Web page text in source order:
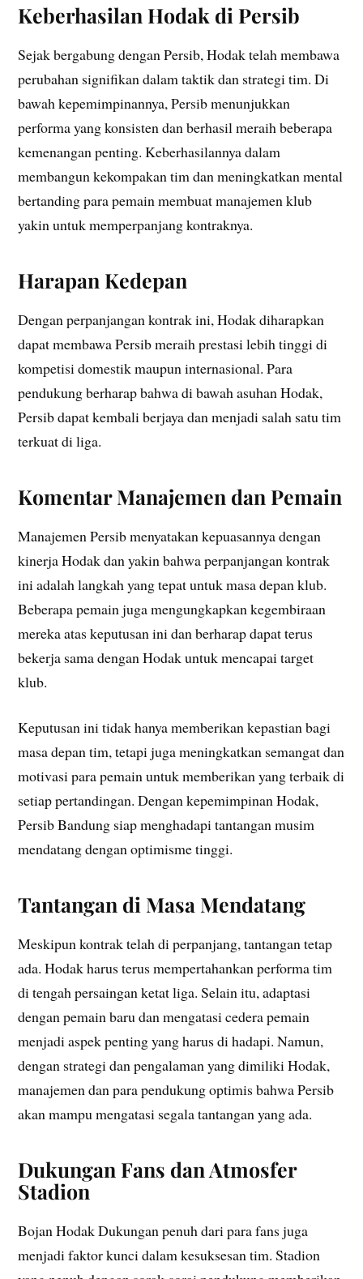
Keberhasilan Hodak di Persib
Sejak bergabung dengan Persib, Hodak telah membawa
perubahan signifikan dalam taktik dan strategi tim. Di
bawah kepemimpinannya, Persib menunjukkan
performa yang konsisten dan berhasil meraih beberapa
kemenangan penting. Keberhasilannya dalam
membangun kekompakan tim dan meningkatkan mental
bertanding para pemain membuat manajemen klub
yakin untuk memperpanjang kontraknya.
Harapan Kedepan
Dengan perpanjangan kontrak ini, Hodak diharapkan
dapat membawa Persib meraih prestasi lebih tinggi di
kompetisi domestik maupun internasional. Para
pendukung berharap bahwa di bawah asuhan Hodak,
Persib dapat kembali berjaya dan menjadi salah satu tim
terkuat di liga.
Komentar Manajemen dan Pemain
Manajemen Persib menyatakan kepuasannya dengan
kinerja Hodak dan yakin bahwa perpanjangan kontrak
ini adalah langkah yang tepat untuk masa depan klub.
Beberapa pemain juga mengungkapkan kegembiraan
mereka atas keputusan ini dan berharap dapat terus
bekerja sama dengan Hodak untuk mencapai target
klub.
Keputusan ini tidak hanya memberikan kepastian bagi
masa depan tim, tetapi juga meningkatkan semangat dan
motivasi para pemain untuk memberikan yang terbaik di
setiap pertandingan. Dengan kepemimpinan Hodak,
Persib Bandung siap menghadapi tantangan musim
mendatang dengan optimisme tinggi.
Tantangan di Masa Mendatang
Meskipun kontrak telah di perpanjang, tantangan tetap
ada. Hodak harus terus mempertahankan performa tim
di tengah persaingan ketat liga. Selain itu, adaptasi
dengan pemain baru dan mengatasi cedera pemain
menjadi aspek penting yang harus di hadapi. Namun,
dengan strategi dan pengalaman yang dimiliki Hodak,
manajemen dan para pendukung optimis bahwa Persib
akan mampu mengatasi segala tantangan yang ada.
Dukungan Fans dan Atmosfer
Stadion
Bojan Hodak Dukungan penuh dari para fans juga
menjadi faktor kunci dalam kesuksesan tim. Stadion